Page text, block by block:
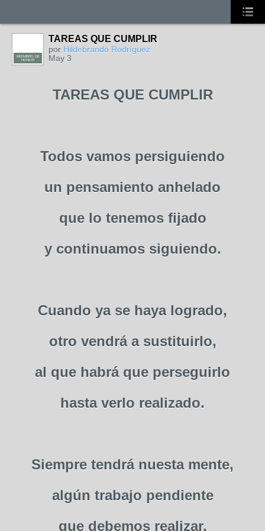
MIEMBRO DE
HONOR
TAREAS QUE CUMPLIR
por Hildebrando Rodríguez
May 3
TAREAS QUE CUMPLIR
Todos vamos persiguiendo
un pensamiento anhelado
que lo tenemos fijado
y continuamos siguiendo.
Cuando ya se haya logrado,
otro vendrá a sustituirlo,
al que habrá que perseguirlo
hasta verlo realizado.
Siempre tendrá nuesta mente,
algún trabajo pendiente
que debemos realizar.